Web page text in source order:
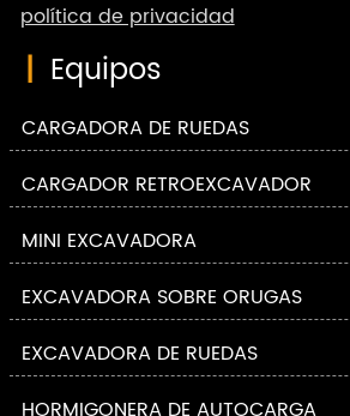
política de privacidad
| Equipos
CARGADORA DE RUEDAS
CARGADOR RETROEXCAVADOR
MINI EXCAVADORA
EXCAVADORA SOBRE ORUGAS
EXCAVADORA DE RUEDAS